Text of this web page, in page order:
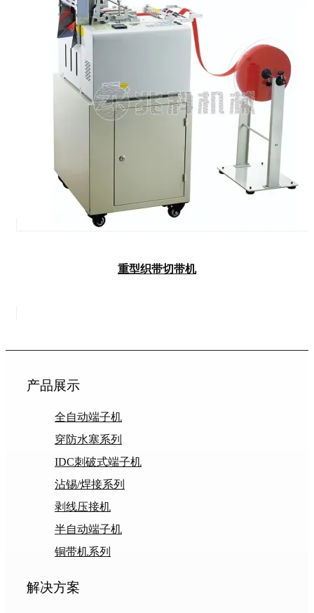
重型织带切带机
产品展示
全自动端子机
穿防水塞系列
IDC刺破式端子机
沾锡/焊接系列
剥线压接机
半自动端子机
铜带机系列
解决方案